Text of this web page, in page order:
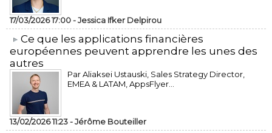
17/03/2026 17:00 -Jessica Ifker Delpirou
​Ce que les applications financières
européennes peuvent apprendre les unes des
autres
Par Aliaksei Ustauski, Sales Strategy Director,
EMEA & LATAM, AppsFlyer...
13/02/2026 11:23 -Jérôme Bouteiller